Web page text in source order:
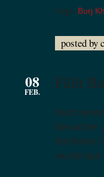
Tags: Burj
posted by
08
FEB. Fällt
Nach
Besucher
höchsten
wurde